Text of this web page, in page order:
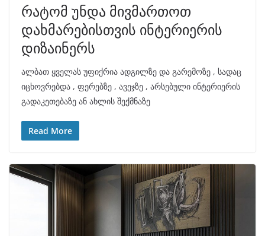
რატომ უნდა მივმართოთ
დახმარებისთვის ინტერიერის
დიზაინერს
ალბათ ყველას უფიქრია ადგილზე და გარემოზე , სადაც
იცხოვრებდა , ფერებზე , ავეჯზე , არსებული ინტერიერის
გადაკეთებაზე ან ახლის შექმნაზე
Read More